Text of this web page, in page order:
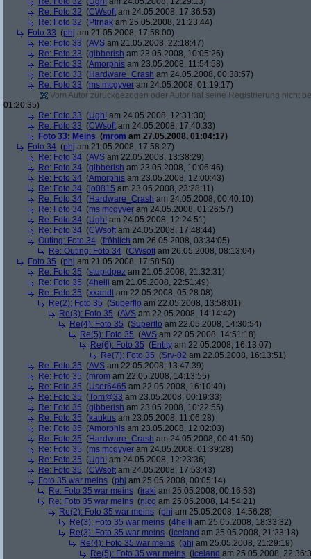
Re: Foto 32 (CWsoft am 24.05.2008, 17:36:53)
Re: Foto 32 (Pfrnak am 25.05.2008, 21:23:44)
Foto 33 (phj am 21.05.2008, 17:58:00)
Re: Foto 33 (AVS am 21.05.2008, 22:18:47)
Re: Foto 33 (gibberish am 23.05.2008, 10:05:26)
Re: Foto 33 (Amorphis am 23.05.2008, 11:54:58)
Re: Foto 33 (Hardware_Crash am 24.05.2008, 00:38:57)
Re: Foto 33 (ms mcgyver am 24.05.2008, 01:19:17)
Vom Autor zurückgezogen oder Autor hat seine Registrierung nicht
01:20:35)
Re: Foto 33 (Ugh! am 24.05.2008, 12:31:30)
Re: Foto 33 (CWsoft am 24.05.2008, 17:40:33)
Foto 33: Meins (mrom am 27.05.2008, 01:04:17)
Foto 34 (phj am 21.05.2008, 17:58:27)
Re: Foto 34 (AVS am 22.05.2008, 13:38:29)
Re: Foto 34 (gibberish am 23.05.2008, 10:06:46)
Re: Foto 34 (Amorphis am 23.05.2008, 12:00:43)
Re: Foto 34 (jo0815 am 23.05.2008, 23:28:11)
Re: Foto 34 (Hardware_Crash am 24.05.2008, 00:40:10)
Re: Foto 34 (ms mcgyver am 24.05.2008, 01:26:57)
Re: Foto 34 (Ugh! am 24.05.2008, 12:24:51)
Re: Foto 34 (CWsoft am 24.05.2008, 17:48:44)
Outing: Foto 34 (fröhlich am 26.05.2008, 03:34:05)
Re: Outing: Foto 34 (CWsoft am 26.05.2008, 08:13:04)
Foto 35 (phj am 21.05.2008, 17:58:50)
Re: Foto 35 (stupidpez am 21.05.2008, 21:32:31)
Re: Foto 35 (4helli am 21.05.2008, 22:51:49)
Re: Foto 35 (xxandl am 22.05.2008, 05:28:08)
Re(2): Foto 35 (Superflo am 22.05.2008, 13:58:01)
Re(3): Foto 35 (AVS am 22.05.2008, 14:14:42)
Re(4): Foto 35 (Superflo am 22.05.2008, 14:30:54)
Re(5): Foto 35 (AVS am 22.05.2008, 14:51:18)
Re(6): Foto 35 (Entity am 22.05.2008, 16:13:07)
Re(7): Foto 35 (Srv-02 am 22.05.2008, 16:13:51)
Re: Foto 35 (AVS am 22.05.2008, 13:47:39)
Re: Foto 35 (mrom am 22.05.2008, 14:13:55)
Re: Foto 35 (User6465 am 22.05.2008, 16:10:49)
Re: Foto 35 (Tom@33 am 23.05.2008, 00:19:33)
Re: Foto 35 (gibberish am 23.05.2008, 10:22:55)
Re: Foto 35 (kaukus am 23.05.2008, 11:06:28)
Re: Foto 35 (Amorphis am 23.05.2008, 12:02:03)
Re: Foto 35 (Hardware_Crash am 24.05.2008, 00:41:50)
Re: Foto 35 (ms mcgyver am 24.05.2008, 01:39:28)
Re: Foto 35 (Ugh! am 24.05.2008, 12:23:36)
Re: Foto 35 (CWsoft am 24.05.2008, 17:53:43)
Foto 35 war meins (phj am 25.05.2008, 00:05:14)
Re: Foto 35 war meins (iraki am 25.05.2008, 00:16:53)
Re: Foto 35 war meins (nico am 25.05.2008, 14:54:21)
Re(2): Foto 35 war meins (phj am 25.05.2008, 14:56:28)
Re(3): Foto 35 war meins (4helli am 25.05.2008, 18:33:32)
Re(3): Foto 35 war meins (iceland am 25.05.2008, 21:23:18)
Re(4): Foto 35 war meins (phj am 25.05.2008, 21:29:19)
Re(5): Foto 35 war meins (iceland am 25.05.2008,